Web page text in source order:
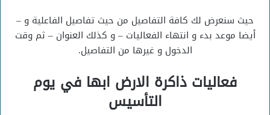
حيث سنعرض لك كافة التفاصيل من حيث تفاصيل الفاعلية و –
أيضا موعد بدء و انتهاء الفعاليات – و كذلك العنوان – ثم وقت
الدخول و غيرها من التفاصيل.
فعاليات ذاكرة الارض ابها في يوم
التأسيس